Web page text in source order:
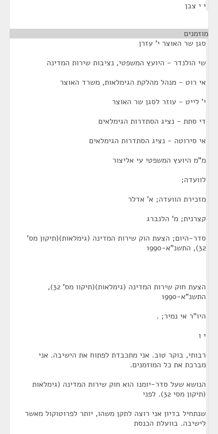
י י צבן
מוזמנים
סגן שר האוצר י' עזרן
שי הולנדר - היועץ המשפטי, נציבות שירות המדינה
אי רוט - מנהל מהלקת הגימלאות, משרד האוצר
י' לייט - עוזר לסגן שר האוצר
די סתת - נציג הסתדרות הגימלאים
אי סירוטה - נציג הסתדרות הגימלאים
מ"מ היועץ המשפטי עי אליצור
לוועדה;
מזכירת הוועדה; א' אדלר
קצרנית; מ' הלנברג
סדר-היום; הצעת הוק שירות המדינה (גימלאות)(תיקון מס'
32), התשנ"א-1990
הצעת חוק שירות המדינה (גימלאות)(תיקוו מס' 32),
התשנ"א-1990
היו"ר אי נמיר; .
י ו
רבותי, בוקר טוב. אני מתכבדת לפתוח את הישיבה. אני
מברכת את כל המוזמנים.
הנושא שעל סדר-יומנו הוא חוק שירות המדינה (גימלאות
(תיקון מסי 32). לפני
שנתחיל בדיון אני רוצה לתקן משהו, יותר לפרוטוקול מאשר
לישיבה. בוועלת הכנסת